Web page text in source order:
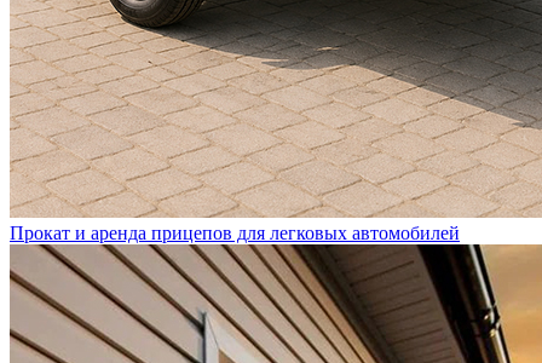
Прокат и аренда прицепов для легковых автомобилей